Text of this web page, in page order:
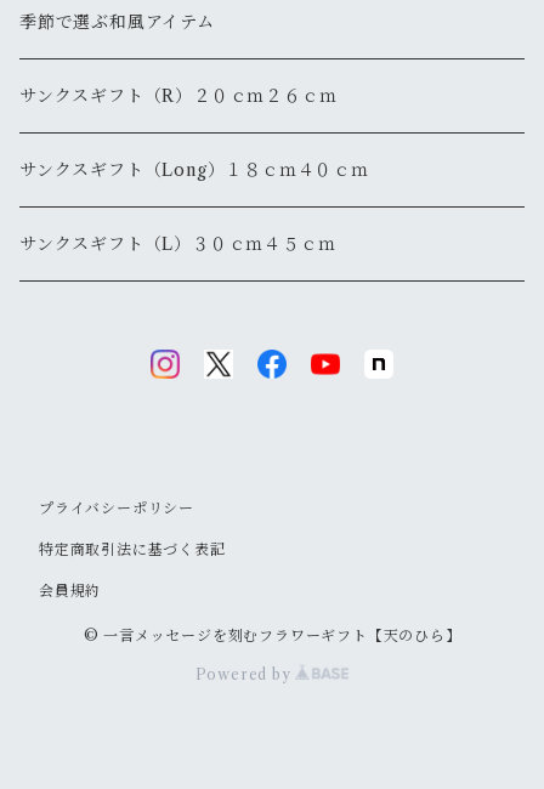
還暦
退職・退官
季節で選ぶ和風アイテム
サンクスギフト（R）２０ｃｍ２６ｃｍ
サンクスギフト（Long）１８ｃｍ４０ｃｍ
サンクスギフト（L）３０ｃｍ４５ｃｍ
プライバシーポリシー
特定商取引法に基づく表記
会員規約
© 一言メッセージを刻むフラワーギフト【天のひら】
Powered by